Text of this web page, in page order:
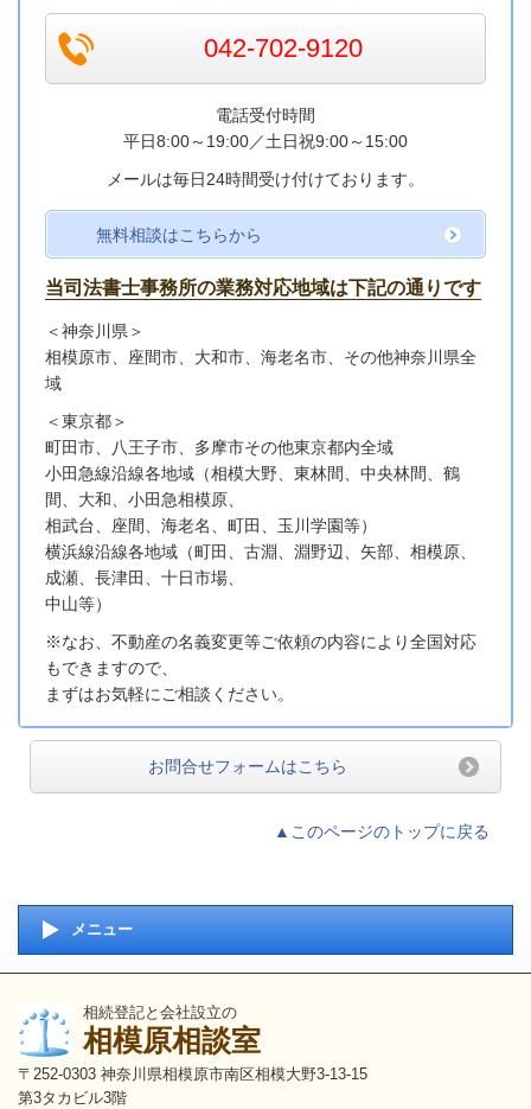
042-702-9120
電話受付時間
平日8:00～19:00／土日祝9:00～15:00
メールは毎日24時間受け付けております。
無料相談はこちらから
当司法書士事務所の業務対応地域は下記の通りです
＜神奈川県＞
相模原市、座間市、大和市、海老名市、その他神奈川県全
域
＜東京都＞
町田市、八王子市、多摩市その他東京都内全域
小田急線沿線各地域 （相模大野、東林間、中央林間、鶴
間、大和、小田急相模原、
相武台、座間、海老名、町田、玉川学園等）
横浜線沿線各地域（町田、古淵、淵野辺、矢部、相模原、
成瀬、長津田、十日市場、
中山等）
※なお、不動産の名義変更等ご依頼の内容により全国対応
もできますので、
まずはお気軽にご相談ください。
お問合せフォームはこちら
▲このページのトップに戻る
メニュー
相続登記と会社設立の
相模原相談室
〒252-0303 神奈川県相模原市南区相模大野3-13-15
第3タカビル3階